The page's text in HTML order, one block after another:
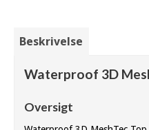
Beskrivelse
Waterproof 3D
Oversigt